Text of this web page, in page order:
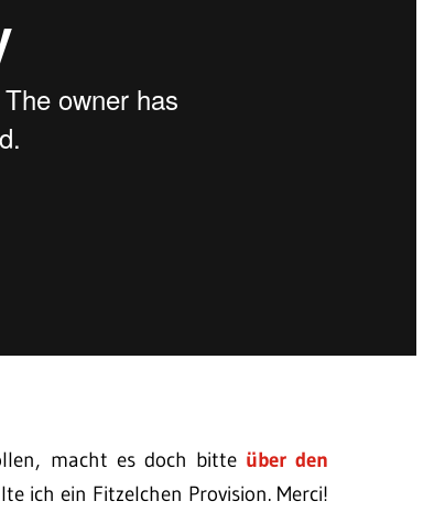
macht es doch bitte über den
ich ein Fitzelchen Provision. Merci!